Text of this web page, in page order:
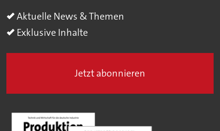
Aktuelle News & Themen
Exklusive Inhalte
Jetzt abonnieren